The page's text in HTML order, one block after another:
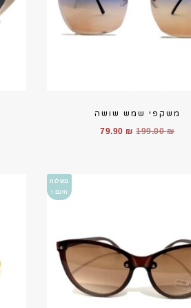
משקפי שמש שושה
199.00₪
המחיר
79.90 ₪
המחיר
משלוח
חינם !